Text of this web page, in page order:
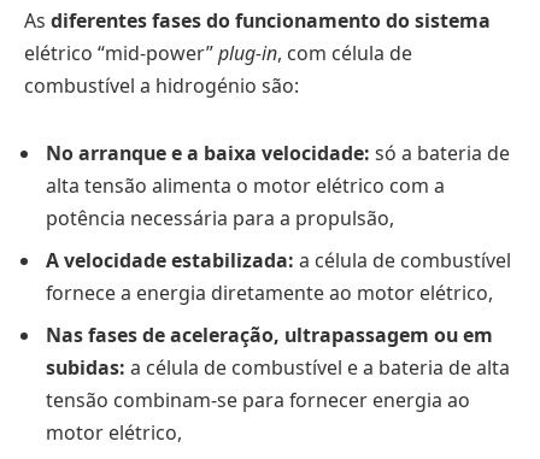
As diferentes fases do funcionamento do sistema
elétrico “mid-power”plug-in, com célula de
combustível a hidrogénio são:
No arranque e a baixa velocidade: só a bateria de
alta tensão alimenta o motor elétrico com a
potência necessária para a propulsão,
A velocidade estabilizada: a célula de combustível
fornece a energia diretamente ao motor elétrico,
Nas fases de aceleração, ultrapassagem ou em
subidas: a célula de combustível e a bateria de alta
tensão combinam-se para fornecer energia ao
motor elétrico,